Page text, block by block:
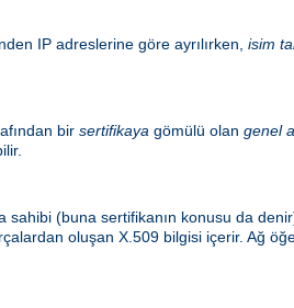
IP adreslerine göre ayrılırken, isim
bir sertifikaya gömülü olan genel
(buna sertifikanın konusu da
oluşan X.509 bilgisi içerir. Ağ